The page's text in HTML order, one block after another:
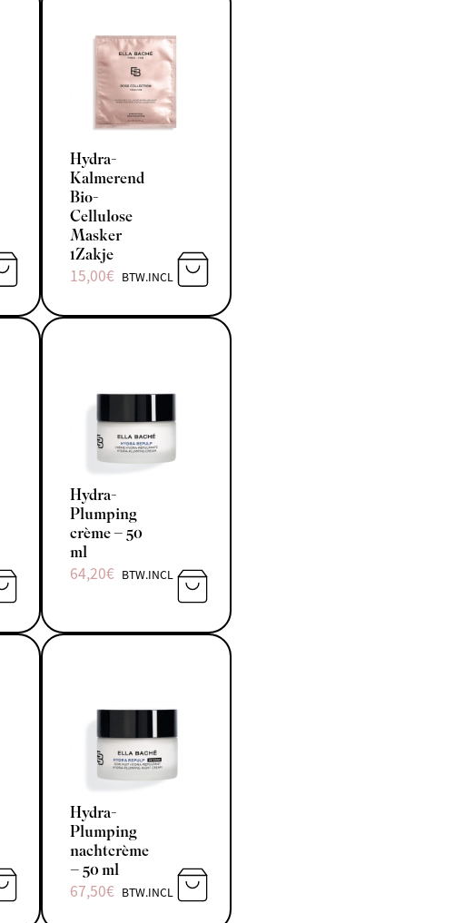
TOEVOEGEN AAN WINKELWAGEN
Hydra-
Kalmerend
Bio-
Cellulose
Masker
1Zakje
15,00€ BTW.INCL
TOEVOEGEN AAN WINKELWAGEN
TOEVOEGEN AAN WINKELWAGEN
Hydra-
Plumping
crème – 50
ml
64,20€ BTW.INCL
TOEVOEGEN AAN WINKELWAGEN
TOEVOEGEN AAN WINKELWAGEN
Hydra-
Plumping
nachtcrème
– 50 ml
67,50€ BTW.INCL
TOEVOEGEN AAN WINKELWAGEN